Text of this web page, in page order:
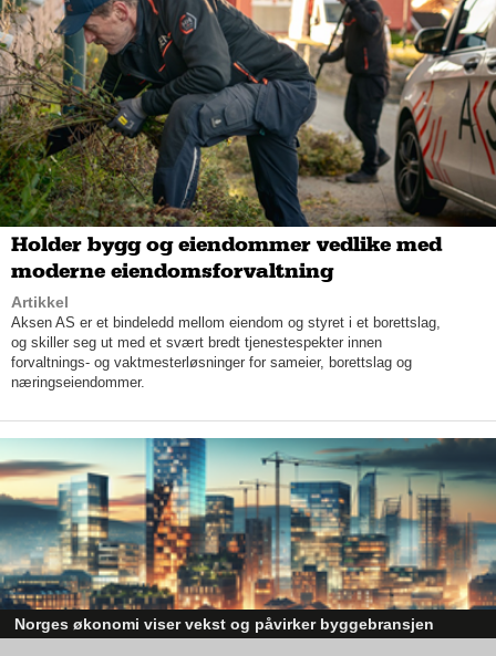
både private, bedrifter og kommunale aktørar om å ta kontakt
for oppdrag. Primærområdet er søre Sunnmøre, men
verksemda er fleksibel, og tek gjerne på seg oppdrag i
Ålesundsregionen.
Holder bygg og eiendommer vedlike med
moderne eiendomsforvaltning
Artikkel
Aksen AS er et bindeledd mellom eiendom og styret i et borettslag,
og skiller seg ut med et svært bredt tjenestespekter innen
forvaltnings- og vaktmesterløsninger for sameier, borettslag og
næringseiendommer.
Norges økonomi viser vekst og påvirker byggebransjen